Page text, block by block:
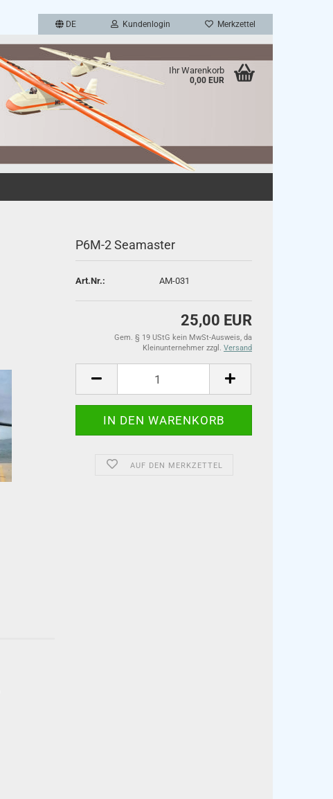
DE Kundenlogin Merkzettel
Ihr Warenkorb
0,00 EUR
P6M-2 Seamaster
Art.Nr.: AM-031
25,00 EUR
Gem. § 19 UStG kein MwSt-Ausweis, da
Kleinunternehmer zzgl. Versand
AUF DEN MERKZETTEL